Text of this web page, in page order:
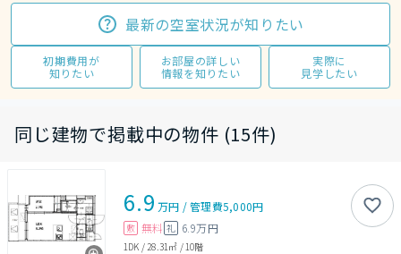
最新の空室状況が知りたい
初期費用が
知りたい
お部屋の詳しい
情報を知りたい
実際に
見学したい
同じ建物で掲載中の物件 (15件)
6.9 万円 /管理費5,000円
敷 無料 礼 6.9万円
1DK / 28.31㎡ / 10階